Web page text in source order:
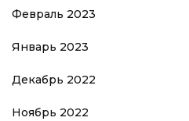
Февраль 2023
Январь 2023
Декабрь 2022
Ноябрь 2022